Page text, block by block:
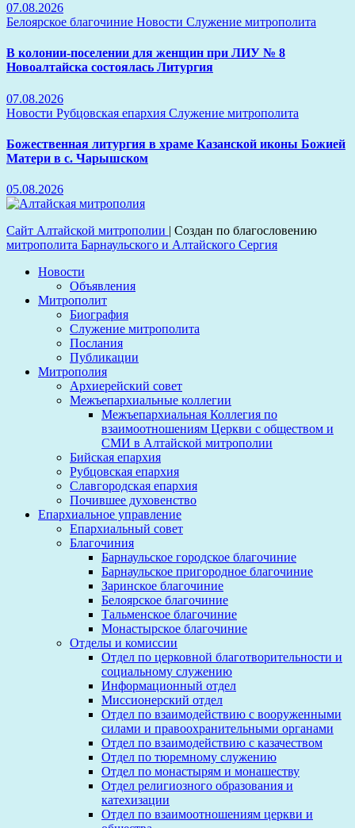
07.08.2026
Белоярское благочиние Новости Служение митрополита
В колонии-поселении для женщин при ЛИУ № 8
Новоалтайска состоялась Литургия
07.08.2026
Новости Рубцовская епархия Служение митрополита
Божественная литургия в храме Казанской иконы Божией
Матери в с. Чарышском
05.08.2026
Сайт Алтайской митрополии | Создан по благословению
митрополита Барнаульского и Алтайского Сергия
Новости
Объявления
Митрополит
Биография
Служение митрополита
Послания
Публикации
Митрополия
Архиерейский совет
Межъепархиальные коллегии
Межъепархиальная Коллегия по
взаимоотношениям Церкви с обществом и
СМИ в Алтайской митрополии
Бийская епархия
Рубцовская епархия
Славгородская епархия
Почившее духовенство
Епархиальное управление
Епархиальный совет
Благочиния
Барнаульское городское благочиние
Барнаульское пригородное благочиние
Заринское благочиние
Белоярское благочиние
Тальменское благочиние
Монастырское благочиние
Отделы и комиссии
Отдел по церковной благотворительности и
социальному служению
Информационный отдел
Миссионерский отдел
Отдел по взаимодействию с вооруженными
силами и правоохранительными органами
Отдел по взаимодействию с казачеством
Отдел по тюремному служению
Отдел по монастырям и монашеству
Отдел религиозного образования и
катехизации
Отдел по взаимоотношениям церкви и